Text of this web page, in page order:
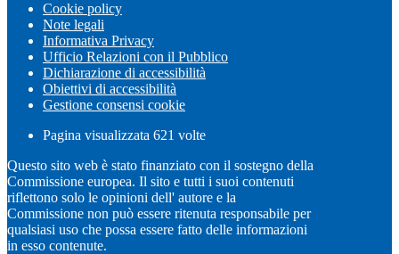
Cookie policy
Note legali
Informativa Privacy
Ufficio Relazioni con il Pubblico
Dichiarazione di accessibilità
Obiettivi di accessibilità
Gestione consensi cookie
Pagina visualizzata 621 volte
Questo sito web è stato finanziato con il sostegno della
Commissione europea. Il sito e tutti i suoi contenuti
riflettono solo le opinioni dell' autore e la
Commissione non può essere ritenuta responsabile per
qualsiasi uso che possa essere fatto delle informazioni
in esso contenute.